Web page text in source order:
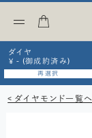
ダイヤ
¥ - (御成約済み)
再選択
< ダイヤモンド一覧へ